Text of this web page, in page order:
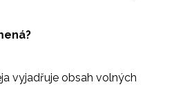
vyjadřuje obsah volných